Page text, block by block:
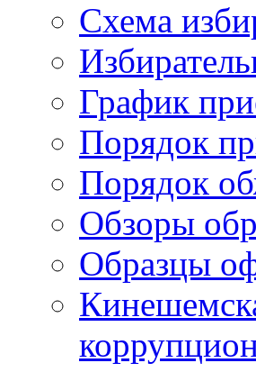
Схема
График
Порядок
Порядок
Обзоры
Образцы